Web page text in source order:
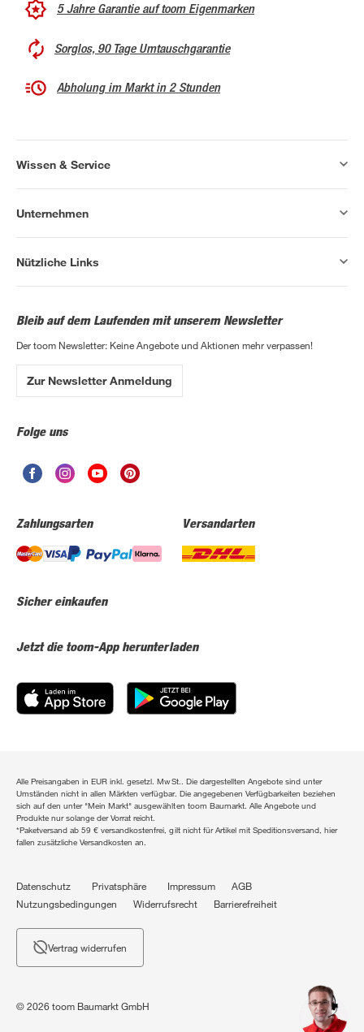
5 Jahre Garantie auf toom Eigenmarken
Sorglos, 90 Tage Umtauschgarantie
Abholung im Markt in 2 Stunden
Wissen & Service
Unternehmen
Nützliche Links
Bleib auf dem Laufenden mit unserem Newsletter
Der toom Newsletter: Keine Angebote und Aktionen mehr verpassen!
Zur Newsletter Anmeldung
Folge uns
Zahlungsarten Versandarten
Sicher einkaufen
Jetzt die toom-App herunterladen
Alle Preisangaben in EUR inkl. gesetzl. MwSt.. Die dargestellten Angebote sind unter
Umständen nicht in allen Märkten verfügbar. Die angegebenen Verfügbarkeiten beziehen
sich auf den unter "Mein Markt" ausgewählten toom Baumarkt. Alle Angebote und
Produkte nur solange der Vorrat reicht.
*Paketversand ab 59 € versandkostenfrei, gilt nicht für Artikel mit Speditionsversand, hier
fallen zusätzliche Versandkosten an.
Datenschutz Privatsphäre Impressum
AGB
Nutzungsbedingungen
Widerrufsrecht Barrierefreiheit
Vertrag widerrufen
© 2026 toom Baumarkt GmbH